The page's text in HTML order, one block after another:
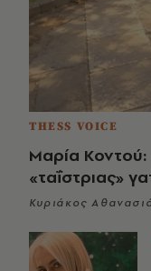
THESS VOICE
Μαρία Κοντού:
«ταΐστριας»
Κυριάκος